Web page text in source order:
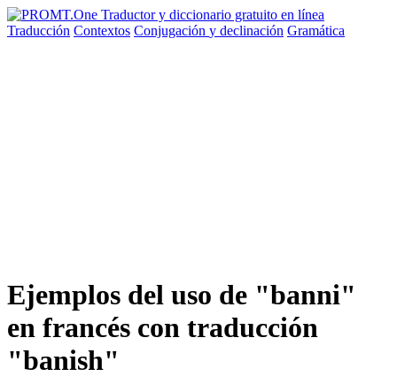
Traducción Contextos Conjugación y declinación Gramática
Ejemplos del uso de "banni"
en francés con traducción
"banish"